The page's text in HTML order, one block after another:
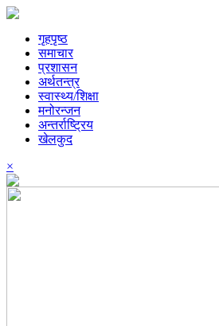
गृहपृष्ठ
समाचार
प्रशासन
अर्थतन्त्र
स्वास्थ्य/शिक्षा
मनोरन्जन
अन्तर्राष्ट्रिय
खेलकुद
×